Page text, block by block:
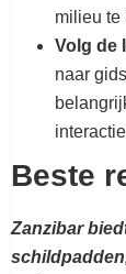
milieu te
Volg de
naar
Beste
Zanzibar